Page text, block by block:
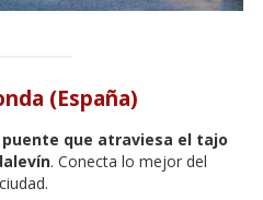
(España)
puente que atraviesa el tajo
. Conecta lo mejor del